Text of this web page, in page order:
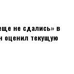
не сдались» в
оценил текущую